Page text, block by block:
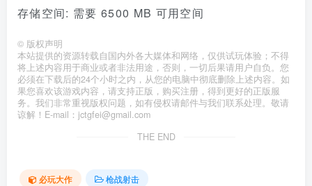
存储空间: 需要 6500 MB 可用空间
© 版权声明
本站提供的资源转载自国内外各大媒体和网络，仅供试玩体验；不得
将上述内容用于商业或者非法用途，否则，一切后果请用户自负。您
必须在下载后的24个小时之内，从您的电脑中彻底删除上述内容。如
果您喜欢该游戏内容，请支持正版，购买注册，得到更好的正版服
务。我们非常重视版权问题，如有侵权请邮件与我们联系处理。敬请
谅解！E-mail：jctgfei@gmail.com
THE END
必玩大作
枪战射击